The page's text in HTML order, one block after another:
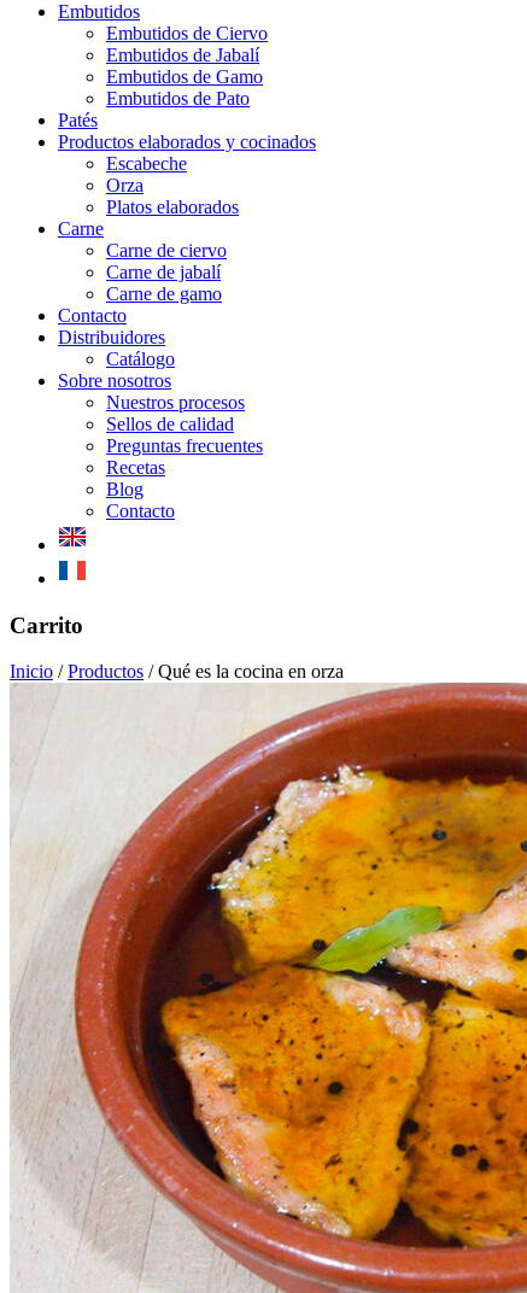
Embutidos
Embutidos de Ciervo
Embutidos de Jabalí
Embutidos de Gamo
Embutidos de Pato
Patés
Productos elaborados y cocinados
Escabeche
Orza
Platos elaborados
Carne
Carne de ciervo
Carne de jabalí
Carne de gamo
Contacto
Distribuidores
Catálogo
Sobre nosotros
Nuestros procesos
Sellos de calidad
Preguntas frecuentes
Recetas
Blog
Contacto
Mobile
Menu
Carrito
Inicio / Productos /Qué es la cocina en orza